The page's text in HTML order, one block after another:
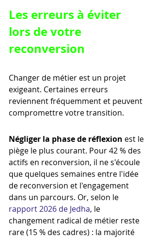
Les erreurs à éviter
lors de votre
reconversion
Changer de métier est un projet
exigeant. Certaines erreurs
reviennent fréquemment et peuvent
compromettre votre transition.
Négliger la phase de réflexion est le
piège le plus courant. Pour 42 % des
actifs en reconversion, il ne s'écoule
que quelques semaines entre l'idée
de reconversion et l'engagement
dans un parcours. Or, selon le
rapport 2026 de Jedha, le
changement radical de métier reste
rare (15 % des cadres) : la majorité